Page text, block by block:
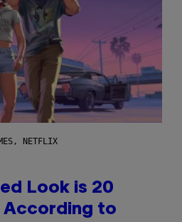
NETFLIX
Look is 20
According to